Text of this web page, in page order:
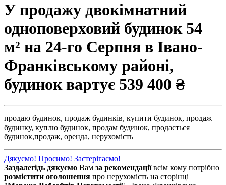
У продажу двокімнатний
одноповерховий будинок 54
м² на 24-го Cерпня в Івано-
Франківському районі,
будинок вартує 539 400 ₴
продаю будинок, продаж будинків, купити будинок, продаж
будинку, куплю будинок, продам будинок, продається
будинок,продаж, оренда, нерухомість
Дякуємо! Просимо! Застерігаємо!
Заздалегідь дякуємо Вам за рекомендаціївсім кому потрібно
розмістити оголошення про нерухомість на сторінці